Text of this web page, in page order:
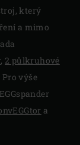
který
a mimo
,2 půlkruhové
. Pro výše
a